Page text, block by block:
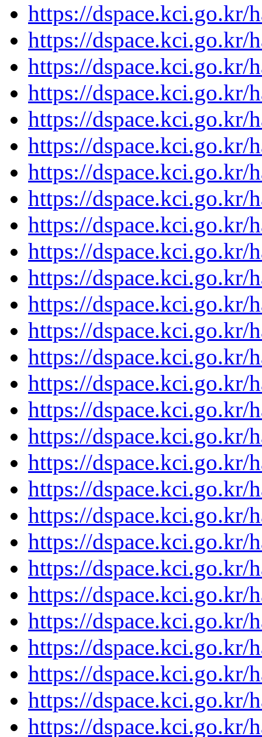
https://dspace.kci.go.kr/
https://dspace.kci.go.kr/
https://dspace.kci.go.kr/
https://dspace.kci.go.kr/
https://dspace.kci.go.kr/
https://dspace.kci.go.kr/
https://dspace.kci.go.kr/
https://dspace.kci.go.kr/
https://dspace.kci.go.kr/
https://dspace.kci.go.kr/
https://dspace.kci.go.kr/
https://dspace.kci.go.kr/
https://dspace.kci.go.kr/
https://dspace.kci.go.kr/
https://dspace.kci.go.kr/
https://dspace.kci.go.kr/
https://dspace.kci.go.kr/
https://dspace.kci.go.kr/
https://dspace.kci.go.kr/
https://dspace.kci.go.kr/
https://dspace.kci.go.kr/
https://dspace.kci.go.kr/
https://dspace.kci.go.kr/
https://dspace.kci.go.kr/
https://dspace.kci.go.kr/
https://dspace.kci.go.kr/
https://dspace.kci.go.kr/
https://dspace.kci.go.kr/